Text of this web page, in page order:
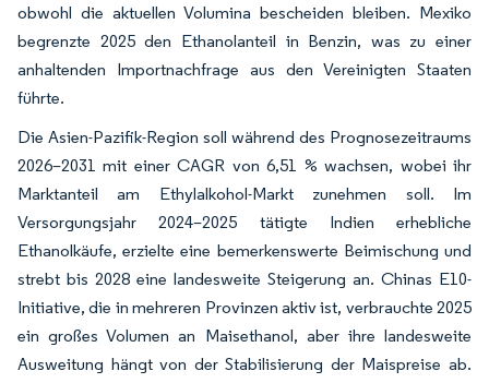
obwohl die aktuellen Volumina bescheiden bleiben. Mexiko
begrenzte 2025 den Ethanolanteil in Benzin, was zu einer
anhaltenden Importnachfrage aus den Vereinigten Staaten
führte.
Die Asien-Pazifik-Region soll während des Prognosezeitraums
2026–2031 mit einer CAGR von 6,51 % wachsen, wobei ihr
Marktanteil am Ethylalkohol-Markt zunehmen soll. Im
Versorgungsjahr 2024–2025 tätigte Indien erhebliche
Ethanolkäufe, erzielte eine bemerkenswerte Beimischung und
strebt bis 2028 eine landesweite Steigerung an. Chinas E10-
Initiative, die in mehreren Provinzen aktiv ist, verbrauchte 2025
ein großes Volumen an Maisethanol, aber ihre landesweite
Ausweitung hängt von der Stabilisierung der Maispreise ab.